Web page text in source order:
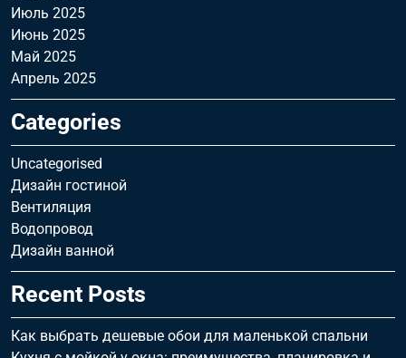
Июль 2025
Июнь 2025
Май 2025
Апрель 2025
Categories
Uncategorised
Дизайн гостиной
Вентиляция
Водопровод
Дизайн ванной
Recent Posts
Как выбрать дешевые обои для маленькой спальни